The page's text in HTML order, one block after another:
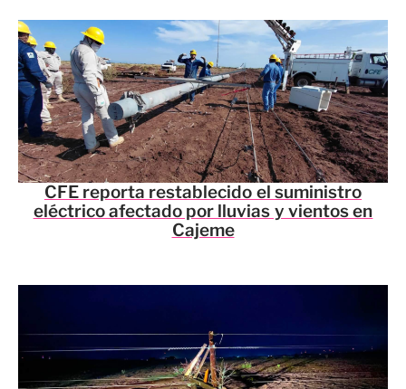
CFE reporta restablecido el suministro
eléctrico afectado por lluvias y vientos en
Cajeme